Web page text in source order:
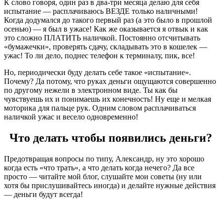
К слово говоря, один раз в два-три месяца делаю для себя
испытание — расплачиваюсь ВЕЗДЕ только наличными!
Когда додумался до такого первый раз (а это было в прошлой
осенью) — я был в ужасе! Как же оказывается я отвык и как
это сложно ПЛАТИТЬ наличкой. Постоянно отсчитывать
«бумажечки», проверять сдачу, складывать это в кошелек —
ужас! То ли дело, поднес телефон к терминалу, пик, все!
Но, периодически буду делать себе такое «испытание».
Почему? Да потому, что руках деньги ощущаются совершенно
по другому нежели в электронном виде. Ты как бы
чувствуешь их и понимаешь их конечность! Ну еще и мелкая
моторика для пальце рук. Одним словом расплачиваться
наличкой ужас и весело одновременно!
Что делать чтобы появились деньги?
Предотвращая вопросы по типу, Александр, ну это хорошо
когда есть «что трать», а что делать когда нечего? Да все
просто — читайте мой блог, слушайте мои советы (ну или
хотя бы прислушивайтесь иногда) и делайте нужные действия
— деньги будут всегда!